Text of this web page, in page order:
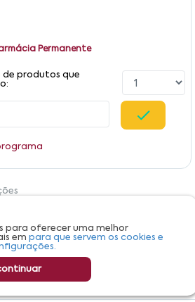
Permanente
de produtos que
descrição.
para oferecer uma melhor
em para que servem os cookies e
e continuar